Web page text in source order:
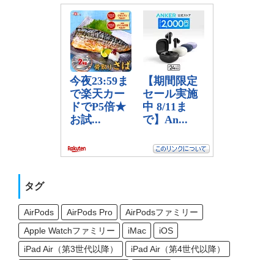
タグ
AirPods AirPods Pro
AirPodsファミリー
Apple Watchファミリー
iMac
iOS
iPad Air（第3世代以降）
iPad Air（第4世代以降）